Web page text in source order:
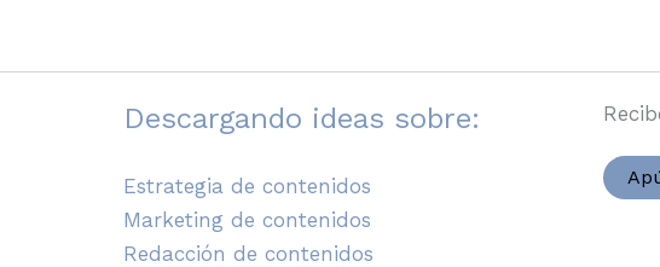
Descargando ideas sobre:
Estrategia de contenidos
Marketing de contenidos
Redacción de contenidos